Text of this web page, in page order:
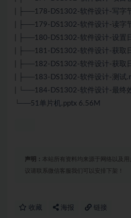
| ├──178-DS1302-软件设计-写字
| ├──179-DS1302-软件设计-读字
| ├──180-DS1302-软件设计-设置
| ├──181-DS1302-软件设计-获取
| ├──182-DS1302-软件设计-获取
| ├──183-DS1302-软件设计-测试
| └──184-DS1302-软件设计-最终
└──51单片机.pptx 6.56M
声明： 本站所有资料均来源于网络以及
议请联系微信客服我们可以安排下架！
收藏 海报 链接